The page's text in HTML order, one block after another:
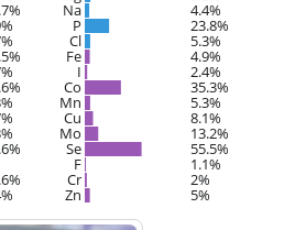
Na 4.4%
P 23.8%
Cl 5.3%
Fe 4.9%
I 2.4%
Co 35.3%
Mn 5.3%
Cu 8.1%
Mo 13.2%
Se 55.5%
F 1.1%
Cr 2%
Zn 5%